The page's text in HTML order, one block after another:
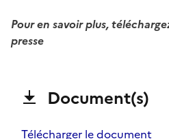
Pour en savoir plus,
presse
Document(s)
Télécharger le document